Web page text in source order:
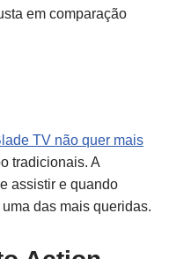
em comparação
TV não quer mais
tradicionais. A
assistir e quando
das mais queridas.